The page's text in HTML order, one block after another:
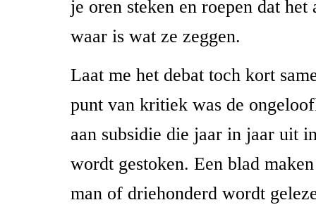
je oren steken en roepen dat het
waar is wat ze zeggen.
Laat me het debat toch kort
punt van kritiek was de
aan subsidie die jaar in jaar uit
wordt gestoken. Een blad
man of driehonderd wordt